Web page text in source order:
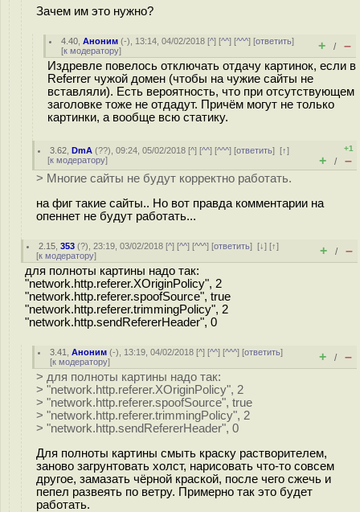
Зачем им это нужно?
4.40 ,Аноним (-), 13:14, 04/02/2018 [^] [^^] [^^^] [ответить]
[к модератору] + / –
Издревле повелось отключать отдачу картинок, если в
Referrer чужой домен (чтобы на чужие сайты не
вставляли). Есть вероятность, что при отсутствующем
заголовке тоже не отдадут. Причём могут не только
картинки, а вообще всю статику.
3.62 ,DmA (??), 09:24, 05/02/2018 [^] [^^] [^^^] [ответить][↑]
[к модератору]
+1
+ / –
> Многие сайты не будут корректно работать.
на фиг такие сайты.. Но вот правда комментарии на
опеннет не будут работать...
2.15 ,353 (?), 23:19, 03/02/2018 [^] [^^] [^^^] [ответить][↓] [↑]
[к модератору] + / –
для полноты картины надо так:
"network.http.referer.XOriginPolicy", 2
"network.http.referer.spoofSource", true
"network.http.referer.trimmingPolicy", 2
"network.http.sendRefererHeader", 0
3.41 ,Аноним (-), 13:19, 04/02/2018 [^] [^^] [^^^] [ответить]
[к модератору] + / –
> для полноты картины надо так:
> "network.http.referer.XOriginPolicy", 2
> "network.http.referer.spoofSource", true
> "network.http.referer.trimmingPolicy", 2
> "network.http.sendRefererHeader", 0
Для полноты картины смыть краску растворителем,
заново загрунтовать холст, нарисовать что-то совсем
другое, замазать чёрной краской, после чего сжечь и
пепел развеять по ветру. Примерно так это будет
работать.